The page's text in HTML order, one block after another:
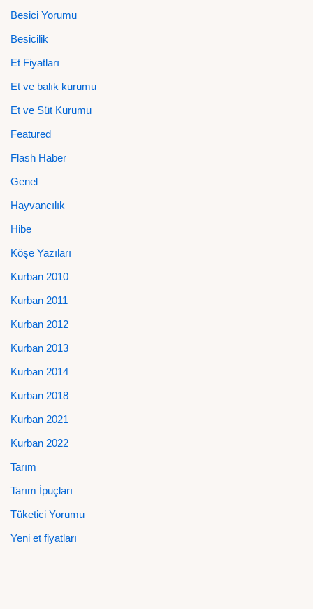
Besici Yorumu
Besicilik
Et Fiyatları
Et ve balık kurumu
Et ve Süt Kurumu
Featured
Flash Haber
Genel
Hayvancılık
Hibe
Köşe Yazıları
Kurban 2010
Kurban 2011
Kurban 2012
Kurban 2013
Kurban 2014
Kurban 2018
Kurban 2021
Kurban 2022
Tarım
Tarım İpuçları
Tüketici Yorumu
Yeni et fiyatları